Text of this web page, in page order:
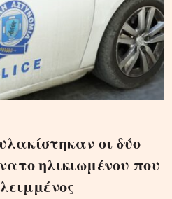
οι δύο
ηλικιωμένου που